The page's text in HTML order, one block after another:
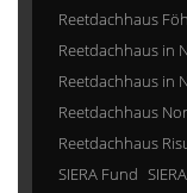
Reetdachhaus
Reetdachhaus in
Reetdachhaus in
Reetdachhaus
Reetdachhaus
SIERA Fund